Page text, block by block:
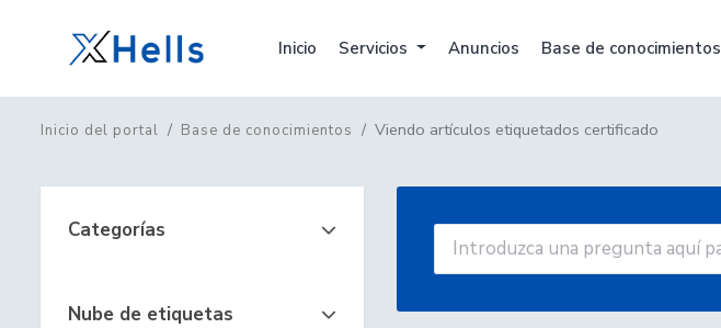
Inicio Servicios Anuncios Base de conocimientos
Inicio del portal Base de conocimientos Viendo artículos etiquetados certificado
Categorías
Nube de etiquetas